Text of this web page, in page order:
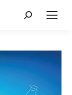
Cerca: